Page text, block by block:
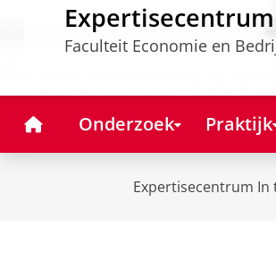
Faculteit Economie en
HomeOnderzoek Praktijk
Expertisecentrum In